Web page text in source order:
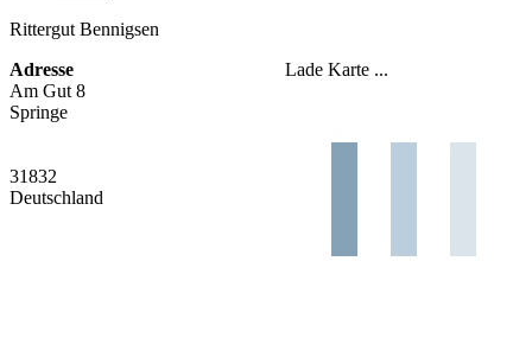
Rittergut Bennigsen
Lade Karte ...
Adresse
Am Gut 8
Springe
31832
Deutschland